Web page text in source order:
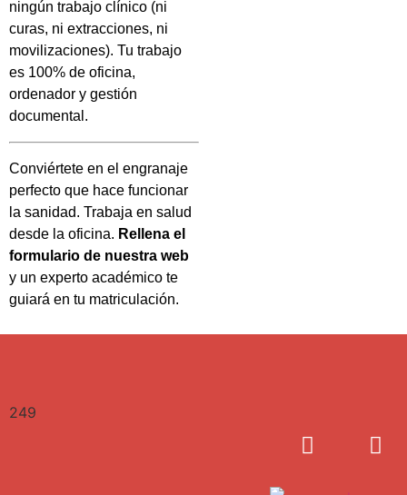
ningún trabajo clínico (ni
curas, ni extracciones, ni
movilizaciones). Tu trabajo
es 100% de oficina,
ordenador y gestión
documental.
Conviértete en el engranaje
perfecto que hace funcionar
la sanidad. Trabaja en salud
desde la oficina. Rellena el
formulario de nuestra web
y un experto académico te
guiará en tu matriculación.
249